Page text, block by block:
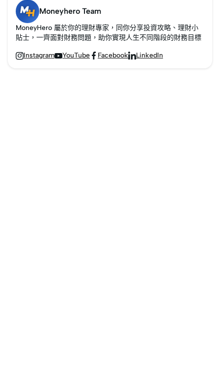
Moneyhero Team
MoneyHero 屬於你的理財專家，同你分享投資攻略、理財小
貼士，一齊面對財務問題，助你實現人生不同階段的財務目標
InstagramYouTube  FacebookLinkedIn